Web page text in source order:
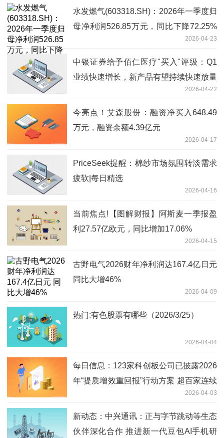
水发燃气(603318.SH)：2026年一季度归
母净利润526.85万元，同比下降72.25%
2026-04-23
中银证券给予佰仁医疗"买入"评级：Q1
业绩快速增长，新产品有望持续快速放量
2026-04-22
今亮点！艾森股份：融资净买入648.49
万元，融资余额4.39亿元
2026-04-17
PriceSeek提醒：棉纱市场氛围转淡需求
疲软|每日精选
2026-04-16
当前焦点!【图解财报】阿斯麦一季报盈
利27.57亿欧元，同比增加17.06%
2026-04-15
古野电气2026财年净利润达167.4亿日元
同比大增46%
2026-04-09
热门:有色股票有哪些（2026/3/25）
2026-04-04
每日信息：123家科创板公司已披露2026
年“提质增效重回报”行动方案 超百家连续
2026-04-03
新动态：中兴通讯：正与字节跳动等生态
伙伴深化合作 推进新一代豆包AI手机研